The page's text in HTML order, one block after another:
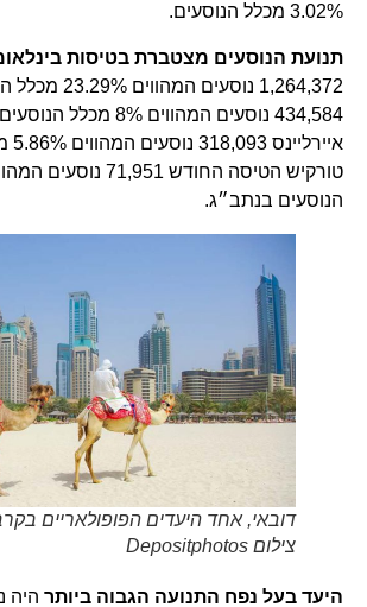
3.02% מכלל הנוסעים.
תנועת הנוסעים מצטברת בטיסות
1,264,372 נוסעים
434,584 נוסעים המהווים 8% מכלל
איירליינס
הנוסעים בנתב״ג.
דובאי, אחד היעדים הפופולאריים בקרב
צילום Depositphotos
היעד בעל נפח התנועה הגבוה ביותרהיה